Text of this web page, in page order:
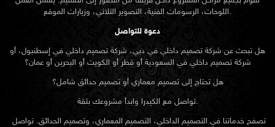
اللوحات، الرسومات الفنية، التصوير الثلاثي، وزيارات الموقع.
دعوة للتواصل
هل تبحث عن شركة تصميم داخلي في دبي، شركة تصميم داخلي في إسطنبول، أو
شركة تصميم داخلي في السعودية أو قطر أو الكويت أو البحرين أو عمان؟
هل تحتاج إلى تصميم معماري أو تصميم حدائق شامل؟
تواصل مع الكيدرا وابدأ مشروعك بثقة.